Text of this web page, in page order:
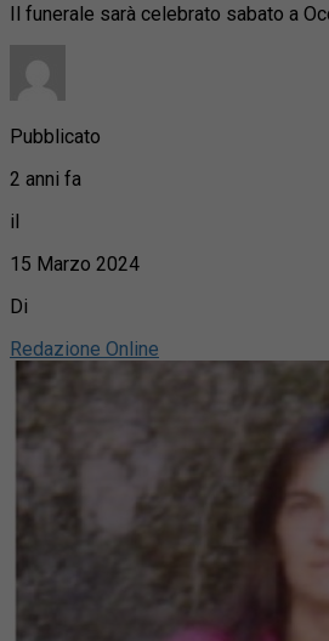
Il funerale sarà celebrato sabato a
Pubblicato
2 anni fa
il
15 Marzo 2024
Di
Redazione Online